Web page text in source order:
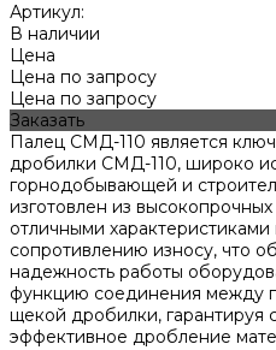
Артикул:
В наличии
Цена
Цена по запросу
Цена по запросу
Заказать
Палец СМД-110 является
дробилки СМД-110, широко
горнодобывающей и
изготовлен из
отличными
сопротивлению износу, что
надежность работы
функцию соединения между
щекой дробилки, гарантируя
эффективное дробление